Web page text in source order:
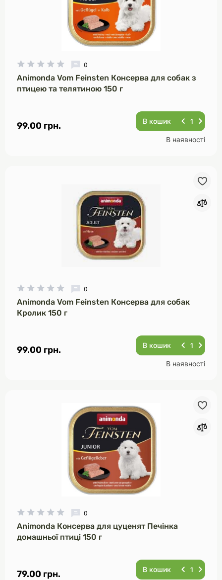
0
Animonda Vom Feinsten Консерва для собак з
птицею та телятиною 150 г
99.00 грн. В кошик
В наявності
0
Animonda Vom Feinsten Консерва для собак
Кролик 150 г
99.00 грн. В кошик
В наявності
0
Animonda Консерва для цуценят Печінка
домашньої птиці 150 г
79.00 грн. В кошик